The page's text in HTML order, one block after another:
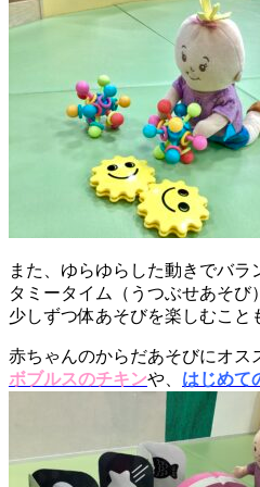
また、ゆらゆらした動きでバラ
タミータイム（うつぶせあそ
少しずつ体あそびを楽しむこと
赤ちゃんのからだあそびにオス
ボブルスのチキンや、 はじめて